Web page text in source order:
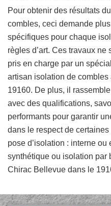
Pour obtenir des résultats
combles, ceci demande
spécifiques pour chaque
règles d’art. Ces travaux
pris en charge par un
artisan isolation de
19160. De plus, il
avec des qualifications,
performants pour garantir
dans le respect de certaines
pose d’isolation : interne
synthétique ou isolation par
Chirac Bellevue dans le